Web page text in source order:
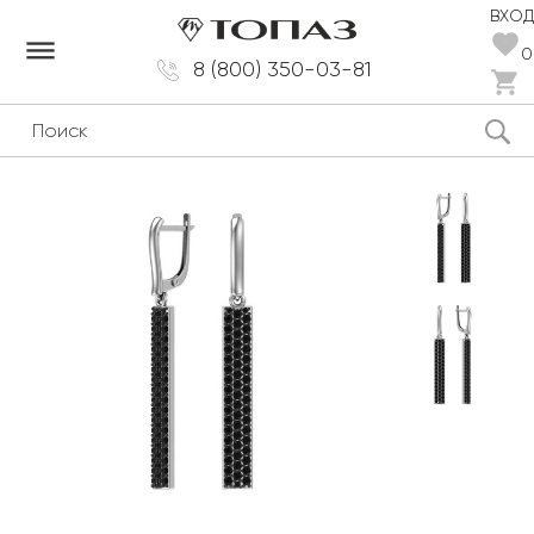
8 (800) 350-03-81
ВХОД
0
dehaze